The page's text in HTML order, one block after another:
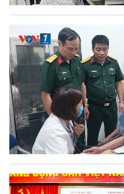
360 độ Sức khỏe
Tài nguyên và Môi trường
Chuyên gia của bạn
Xã hội chuyển động
Bước chân đến trường
VOV1 đặc biệt
Thanh âm ký sự
Chân dung cuộc sống
Các chương trình đặc biệt